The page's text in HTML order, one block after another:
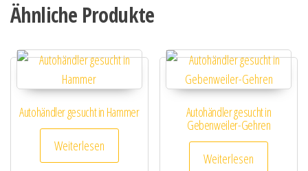
Ähnliche Produkte
Autohändler gesucht in Hammer
Weiterlesen
Autohändler gesucht in
Gebenweiler-Gehren
Weiterlesen